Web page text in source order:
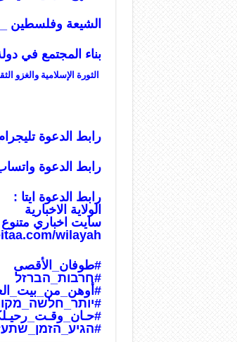
الشيعة وفلسطين
بناء المجتمع في
الثورة الإسلامية والغزو
رابط الدعوة
رابط الدعوة
رابط الدعوة ايتا :
الولاية الاخبارية
سايت اخباري
wilayah
#طوفان_الأقصى
#חרבות_הברזל